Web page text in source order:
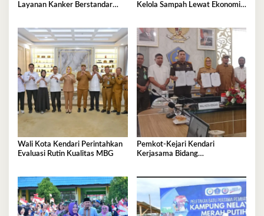
Layanan Kanker Berstandar
Kelola Sampah Lewat Ekonomi
Wali Kota Kendari Perintahkan
Evaluasi Rutin Kualitas MBG
Pemkot-Kejari Kendari
Kerjasama Bidang